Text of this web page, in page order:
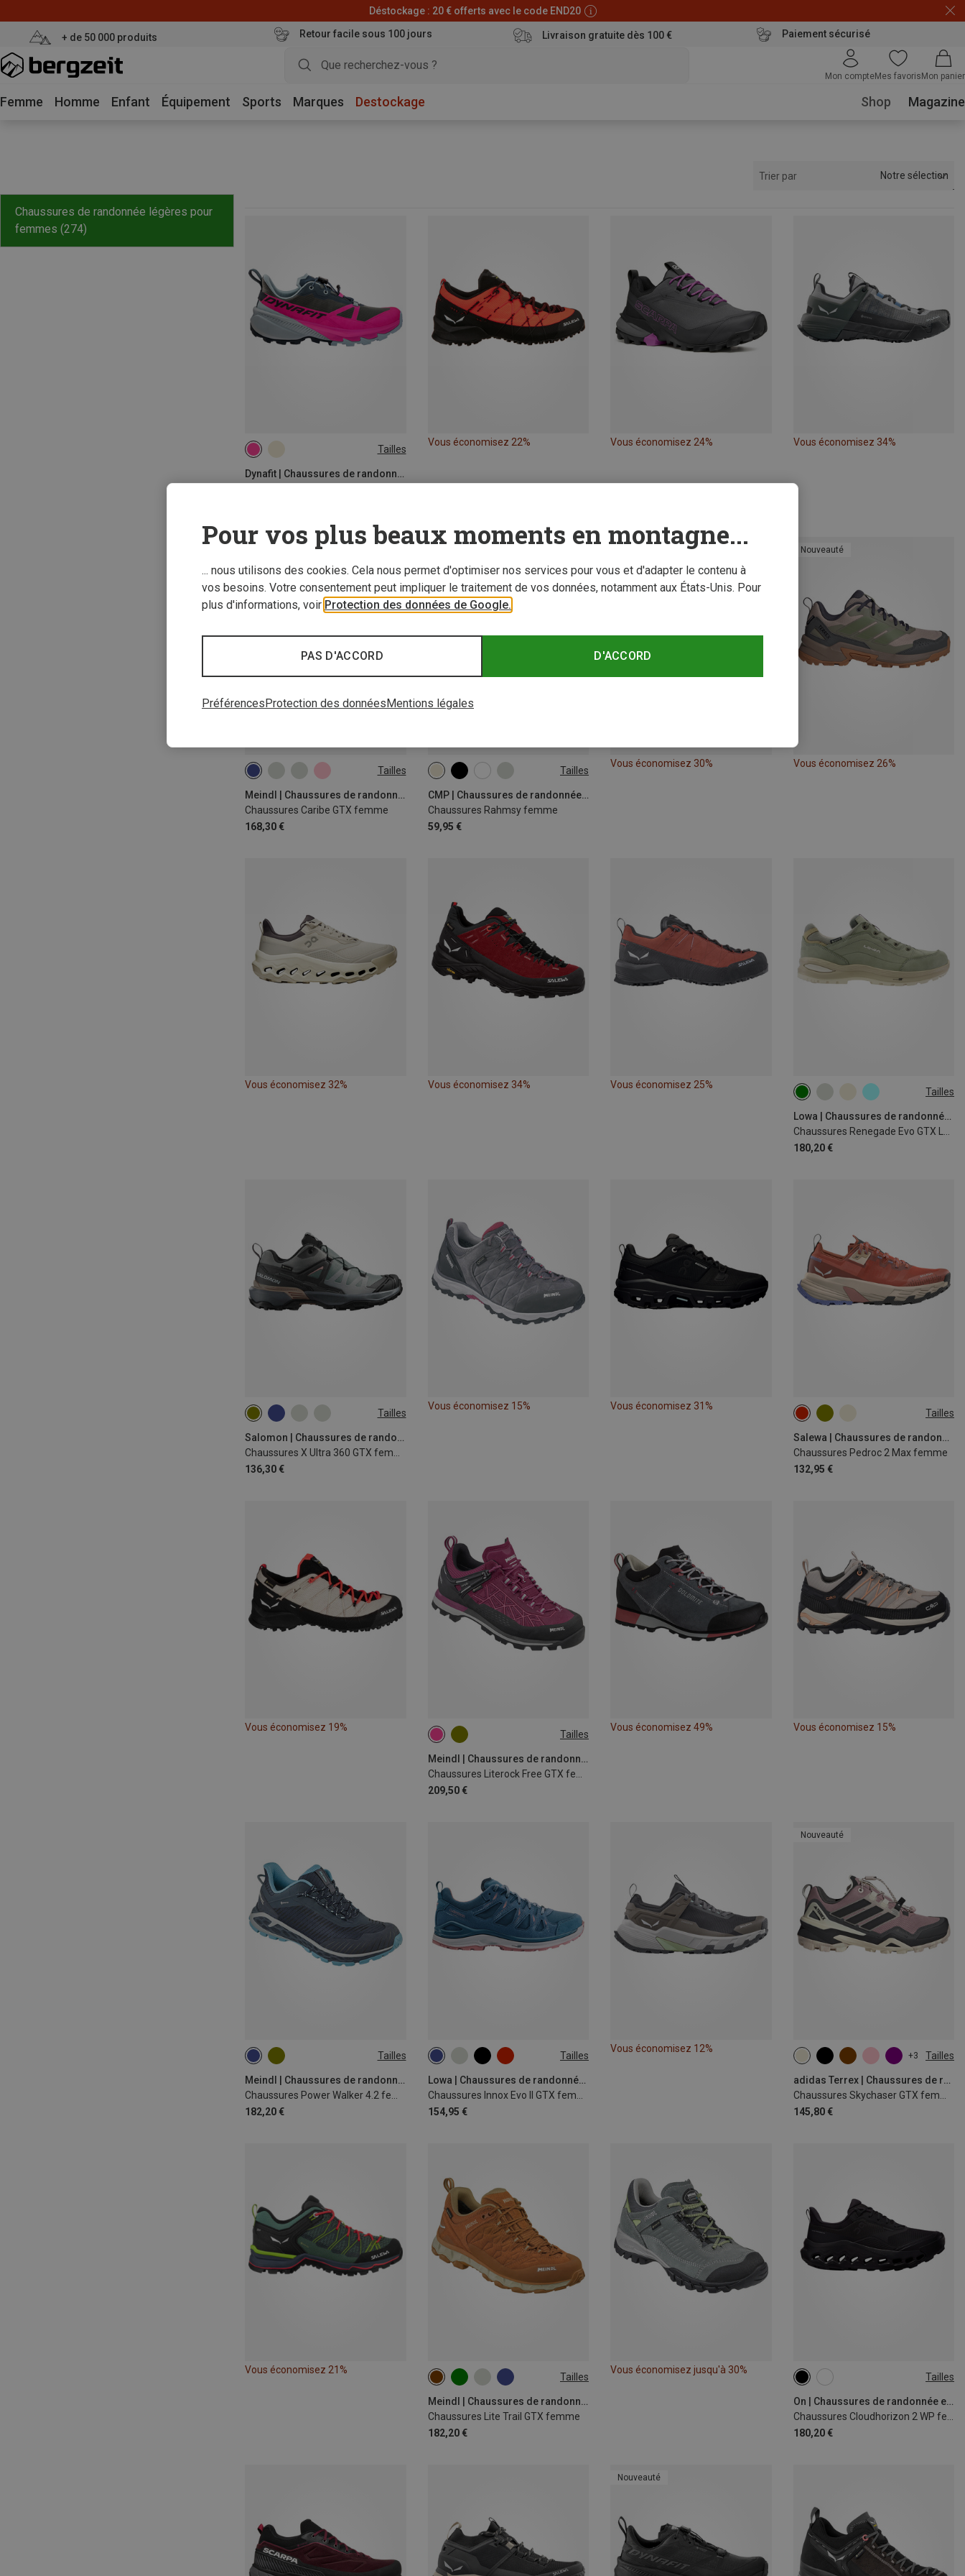
Déstockage : 20 € offerts avec le code END20
+ de 50 000 produits Retour facile sous 100 jours Livraison gratuite dès 100 € Paiement sécurisé
Mon compteMes favoris Mon panier
Femme Homme Enfant Équipement Sports Marques Destockage Shop Magazine
Chaussures de randonnée légères pour
femmes (274)
Trier par Notre sélection
Tailles
Dynafit | Chaussures de randonnée et de trekking
Vous économisez 22% Vous économisez 24% Vous économisez 34%
Tailles
Meindl | Chaussures de randonnée et de trekking
Chaussures Caribe GTX femme
168,30 €
Tailles
CMP | Chaussures de randonnée et de trekking
Chaussures Rahmsy femme
59,95 €
Vous économisez 30%
Nouveauté
Vous économisez 26%
Vous économisez 32% Vous économisez 34% Vous économisez 25%
Tailles
Lowa | Chaussures de randonnée et de trekking
180,20 €
Tailles
Salomon | Chaussures de randonnée et de trekking
Chaussures X Ultra 360 GTX femme
136,30 €
Vous économisez 15% Vous économisez 31%
Tailles
Salewa | Chaussures de randonnée et de trekking
Chaussures Pedroc 2 Max femme
132,95 €
Vous économisez 19%
Tailles
Meindl | Chaussures de randonnée et de trekking
Chaussures Literock Free GTX femme
209,50 €
Vous économisez 49% Vous économisez 15%
Tailles
Meindl | Chaussures de randonnée et de trekking
Chaussures Power Walker 4.2 femme
182,20 €
Tailles
Lowa | Chaussures de randonnée et de trekking
Chaussures Innox Evo II GTX femme
154,95 €
Vous économisez 12%
Nouveauté
+3 Tailles
adidas Terrex | Chaussures de randonnée et de trekking
Chaussures Skychaser GTX femme
145,80 €
Vous économisez 21%
Tailles
Meindl | Chaussures de randonnée et de trekking
Chaussures Lite Trail GTX femme
182,20 €
Vous économisez jusqu'à 30%
Tailles
On | Chaussures de randonnée et de trekking
Chaussures Cloudhorizon 2 WP femme
180,20 €
Nouveauté
Pour vos plus beaux moments en montagne...
... nous utilisons des cookies. Cela nous permet d'optimiser nos services pour vous et d'adapter le contenu à
vos besoins. Votre consentement peut impliquer le traitement de vos données, notamment aux États-Unis. Pour
plus d'informations, voir Protection des données de Google.
D'ACCORD
PAS D'ACCORD
PréférencesProtection des donnéesMentions légales